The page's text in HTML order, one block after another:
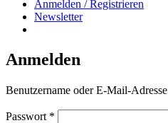
Anmelden / Registrieren
Newsletter
Anmelden
Benutzername oder E-Mail-Adresse
Passwort *